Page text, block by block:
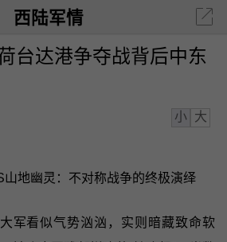
西陆军情
台达港争夺战背后中东
小 大
山地幽灵：不对称战争的终极演绎
军看似气势汹汹，实则暗藏致命软